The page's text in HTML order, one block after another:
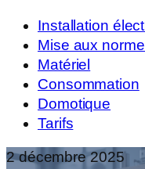
Installation
Mise aux
Matériel
Consommation
Domotique
Tarifs
2 décembre 2025